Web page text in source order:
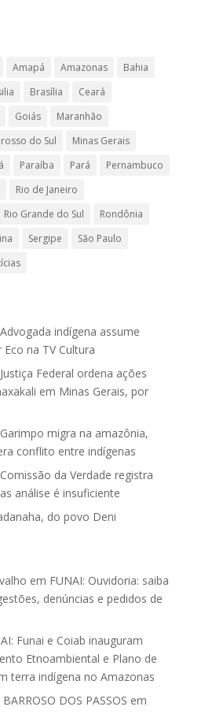
Amapá Amazonas
Bahia
Brasília
Ceará
Goiás
Maranhão
do Sul
Minas Gerais
Paraíba Pará
Pernambuco
Rio de Janeiro
Rio Grande do Sul
Rondônia
Sergipe
São Paulo
indígena assume
na TV Cultura
Federal ordena ações
em Minas Gerais, por
migra na amazônia,
conflito entre indígenas
da Verdade registra
análise é insuficiente
do povo Deni
em FUNAI: Ouvidoria: saiba
denúncias e pedidos de
Funai e Coiab inauguram
Etnoambiental e Plano de
terra indígena no Amazonas
DOS PASSOS em